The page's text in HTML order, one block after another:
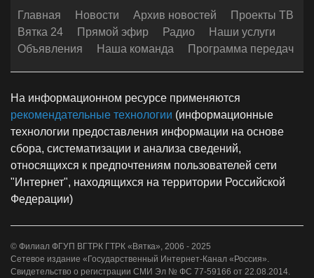
Главная Новости Архив новостей
Проекты ТВ
Вятка 24
Прямой эфир Радио
Наши услуги
Объявления
Наша команда Программа передач
На информационном ресурсе применяются
рекомендательные технологии (информационные
технологии предоставления информации на основе
сбора, систематизации и анализа сведений,
относящихся к предпочтениям пользователей сети
"Интернет", находящихся на территории Российской
Федерации)
© Филиал ФГУП ВГТРК ГТРК «Вятка», 2006 - 2025
Сетевое издание «Государственный Интернет-Канал «Россия».
Свидетельство о регистрации СМИ Эл № ФС 77-59166 от 22.08.2014.